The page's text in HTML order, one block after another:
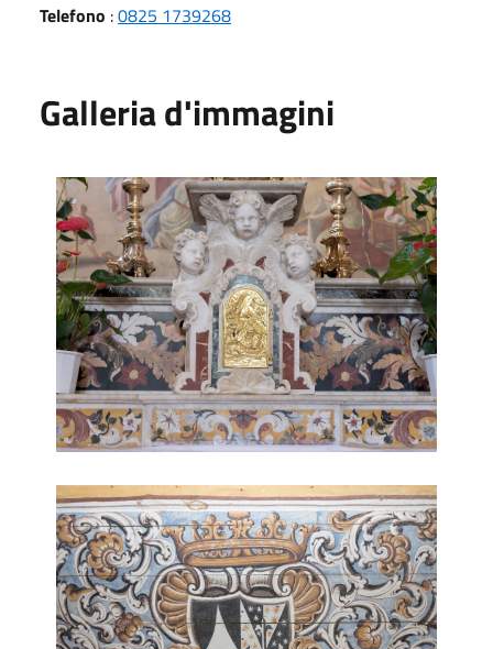
Telefono :0825 1739268
Galleria d'immagini
Chiesa di Sant'Anna
Chiesa di Sant'Anna